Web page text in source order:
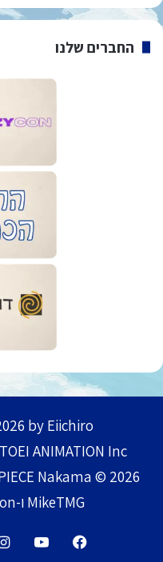
החברים שלנו
by Eiichiro
ANIMATION Inc.
MikeTMG ו-Akagami no Shimon.
Facebook